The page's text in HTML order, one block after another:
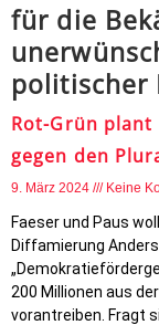
für die
politischer
Rot-Grün plant
gegen den
9. März 2024 Keine
Faeser und Paus
Diffamierung
200 Millionen aus
vorantreiben. Fragt